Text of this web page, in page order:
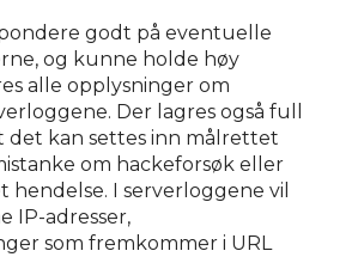
godt på eventuelle
og kunne holde høy
alle opplysninger om
Der lagres også full
det kan settes inn målrettet
om hackeforsøk eller
hendelse. I serverloggene vil
IP-adresser,
som fremkommer i URL